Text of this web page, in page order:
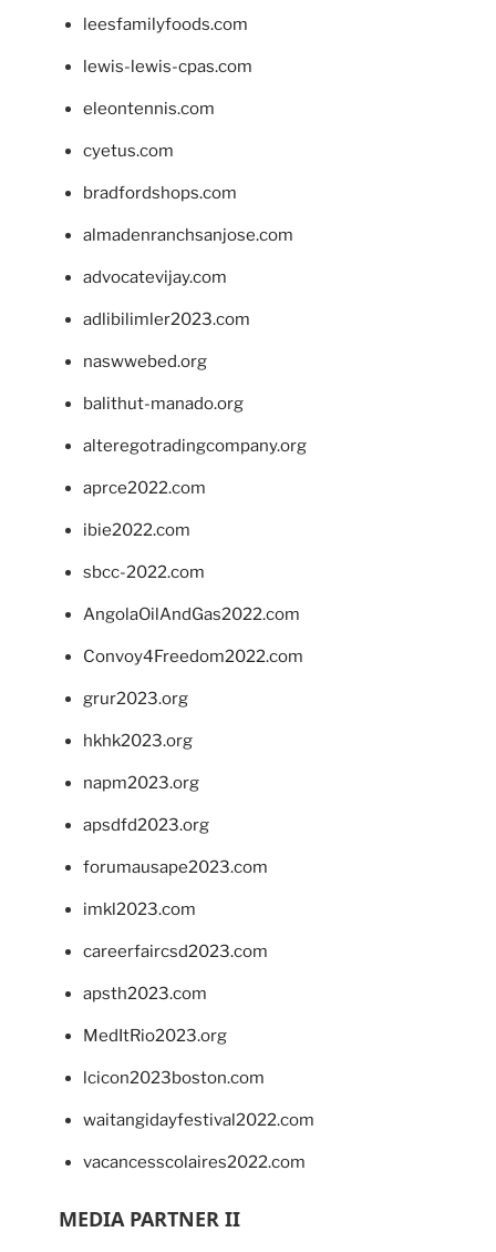
leesfamilyfoods.com
lewis-lewis-cpas.com
eleontennis.com
cyetus.com
bradfordshops.com
almadenranchsanjose.com
advocatevijay.com
adlibilimler2023.com
naswwebed.org
balithut-manado.org
alteregotradingcompany.org
aprce2022.com
ibie2022.com
sbcc-2022.com
AngolaOilAndGas2022.com
Convoy4Freedom2022.com
grur2023.org
hkhk2023.org
napm2023.org
apsdfd2023.org
forumausape2023.com
imkl2023.com
careerfaircsd2023.com
apsth2023.com
MedItRio2023.org
lcicon2023boston.com
waitangidayfestival2022.com
vacancesscolaires2022.com
MEDIA PARTNER II